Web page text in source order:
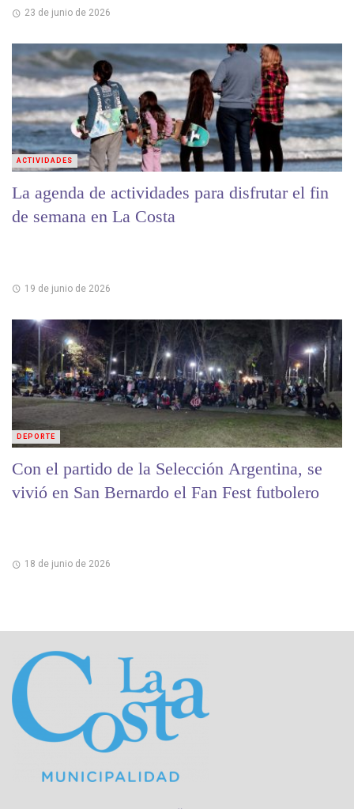
23 de junio de 2026
La agenda de actividades para disfrutar el fin
de semana en La Costa
19 de junio de 2026
ACTIVIDADES
Con el partido de la Selección Argentina, se
vivió en San Bernardo el Fan Fest futbolero
18 de junio de 2026
DEPORTE